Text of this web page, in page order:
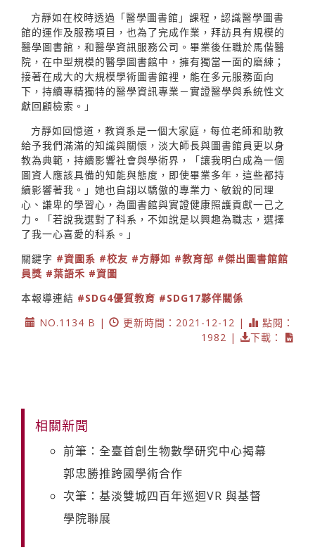
方靜如在校時透過「醫學圖書館」課程，認識醫學圖書
館的運作及服務項目，也為了完成作業，拜訪具有規模的
醫學圖書館，和醫學資訊服務公司。畢業後任職於馬偕醫
院，在中型規模的醫學圖書館中，擁有獨當一面的磨練；
接著在成大的大規模學術圖書館裡，能在多元服務面向
下，持續專精獨特的醫學資訊專業－實證醫學與系統性文
獻回顧檢索。」
方靜如回憶道，教資系是一個大家庭，每位老師和助教
給予我們滿滿的知識與關懷，淡大師長與圖書館員更以身
教為典範，持續影響社會與學術界，「讓我明白成為一個
圖資人應該具備的知能與態度，即使畢業多年，這些都持
續影響著我。」她也自詡以驕傲的專業力、敏銳的同理
心、謙卑的學習心，為圖書館與實證健康照護貢獻一己之
力。「若說我選對了科系，不如說是以興趣為職志，選擇
了我一心喜愛的科系。」
關鍵字 #資圖系 #校友 #方靜如 #教育部 #傑出圖書館館
員獎 #葉語禾 #資圖
本報導連結 #SDG4優質教育 #SDG17夥伴關係
NO.1134 B |
更新時間：2021-12-12 |
點閱：
1982 |
下載：
相關新聞
前筆：全臺首創生物數學研究中心揭幕
郭忠勝推跨國學術合作
次筆：基淡雙城四百年巡迴VR 與基督
學院聯展